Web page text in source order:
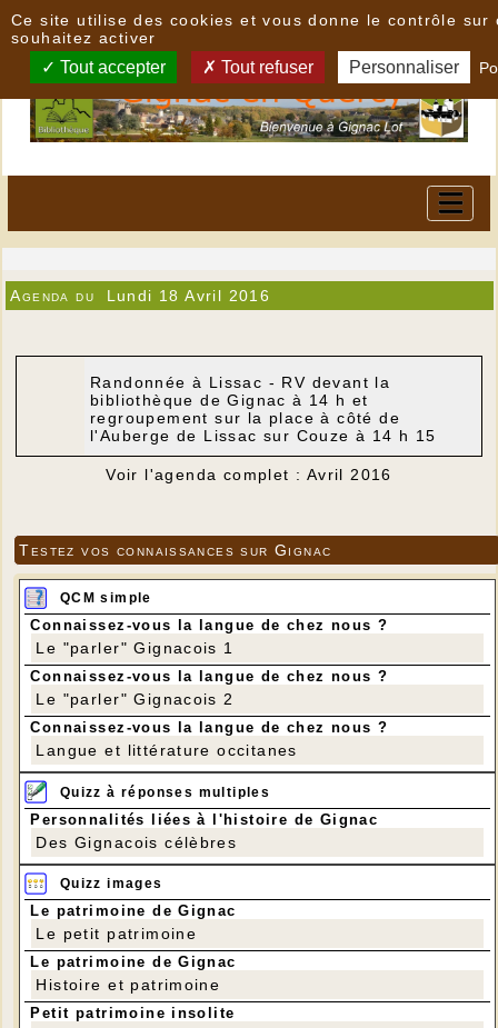
Agenda du Lundi 18 Avril 2016
Randonnée à Lissac - RV devant la
bibliothèque de Gignac à 14 h et
regroupement sur la place à côté de
l'Auberge de Lissac sur Couze à 14 h 15
Voir l'agenda complet : Avril 2016
Testez vos connaissances sur Gignac
QCM simple
Connaissez-vous la langue de chez nous ?
Le "parler" Gignacois 1
Connaissez-vous la langue de chez nous ?
Le "parler" Gignacois 2
Connaissez-vous la langue de chez nous ?
Langue et littérature occitanes
Quizz à réponses multiples
Personnalités liées à l'histoire de Gignac
Des Gignacois célèbres
Quizz images
Le patrimoine de Gignac
Le petit patrimoine
Le patrimoine de Gignac
Histoire et patrimoine
Petit patrimoine insolite
Ce site utilise des cookies et vous donne le contrôle sur
souhaitez activer
Tout accepter Tout refuser Personnaliser